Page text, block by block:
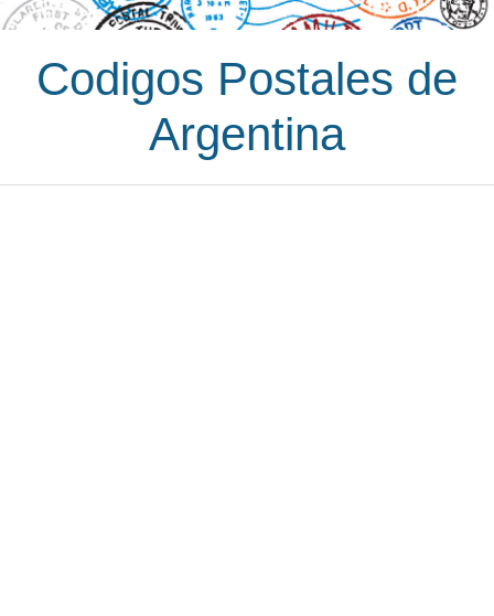
Codigos Postales de
Argentina